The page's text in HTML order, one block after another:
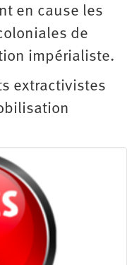
en cause les
de
impérialiste.
extractivistes